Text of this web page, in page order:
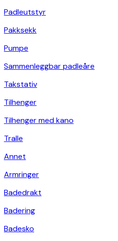
Padleutstyr
Pakksekk
Pumpe
Sammenleggbar padleåre
Takstativ
Tilhenger
Tilhenger med kano
Tralle
Annet
Armringer
Badedrakt
Badering
Badesko